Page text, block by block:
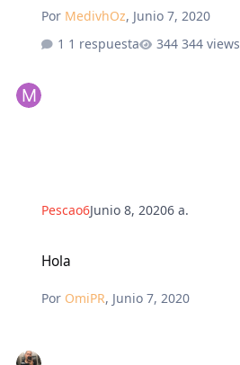
Por MedivhOz, Junio 7, 2020
1 respuesta
344 views
Pescao6Junio 8, 20206 a.
Hola
Por OmiPR, Junio 7, 2020